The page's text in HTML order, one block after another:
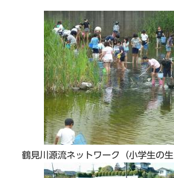
鶴見川源流ネットワーク（小学生の生